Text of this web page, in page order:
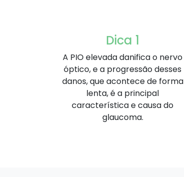
Dica 1
A PIO elevada danifica o nervo
óptico, e a progressão desses
danos, que acontece de forma
lenta, é a principal
característica e causa do
glaucoma.